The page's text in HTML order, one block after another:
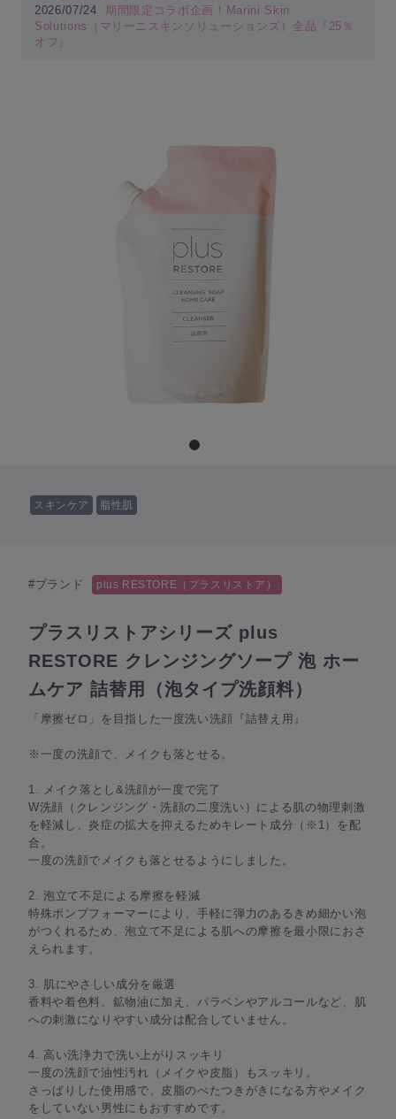
2026/07/24
期間限定コラボ企画！Marini Skin
Solutions（マリーニスキンソリューションズ）全品『25％
オフ』
スキンケア 脂性肌
#ブランド plus RESTORE（プラスリストア）
プラスリストアシリーズ plus
RESTORE クレンジングソープ 泡 ホー
ムケア 詰替用（泡タイプ洗顔料）
「摩擦ゼロ」を目指した一度洗い洗顔『詰替え用』
※一度の洗顔で、メイクも落とせる。
1. メイク落とし&洗顔が一度で完了
W洗顔（クレンジング・洗顔の二度洗い）による肌の物理刺激
を軽減し、炎症の拡大を抑えるためキレート成分（※1）を配
合。
一度の洗顔でメイクも落とせるようにしました。
2. 泡立て不足による摩擦を軽減
特殊ポンプフォーマーにより、手軽に弾力のあるきめ細かい泡
がつくれるため、泡立て不足による肌への摩擦を最小限におさ
えられます。
3. 肌にやさしい成分を厳選
香料や着色料、鉱物油に加え、パラベンやアルコールなど、肌
への刺激になりやすい成分は配合していません。
4. 高い洗浄力で洗い上がりスッキリ
一度の洗顔で油性汚れ（メイクや皮脂）もスッキリ。
さっぱりした使用感で、皮脂のべたつきがきになる方やメイク
をしていない男性にもおすすめです。